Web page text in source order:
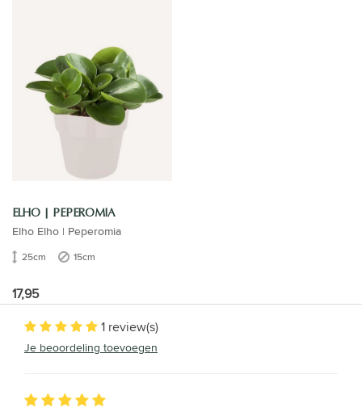
ELHO | PEPEROMIA
Elho Elho | Peperomia
25cm 15cm
17,95
1 review(s)
Je beoordeling toevoegen